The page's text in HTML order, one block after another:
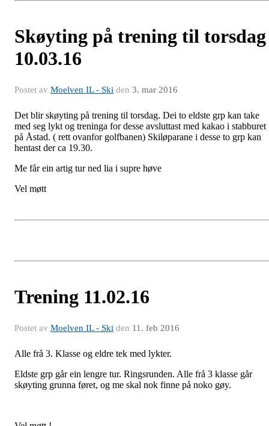
Skøyting på trening til torsdag
10.03.16
Postet av Moelven IL - Ski den 3. mar 2016
Det blir skøyting på trening til torsdag. Dei to eldste grp kan take
med seg lykt og treninga for desse avsluttast med kakao i stabburet
på Åstad. ( rett ovanfor golfbanen) Skiløparane i desse to grp kan
hentast der ca 19.30.
Me får ein artig tur ned lia i supre høve
Vel møtt
Trening 11.02.16
Postet av Moelven IL - Ski den 11. feb 2016
Alle frå 3. Klasse og eldre tek med lykter.
Eldste grp går ein lengre tur. Ringsrunden. Alle frå 3 klasse går
skøyting grunna føret, og me skal nok finne på noko gøy.